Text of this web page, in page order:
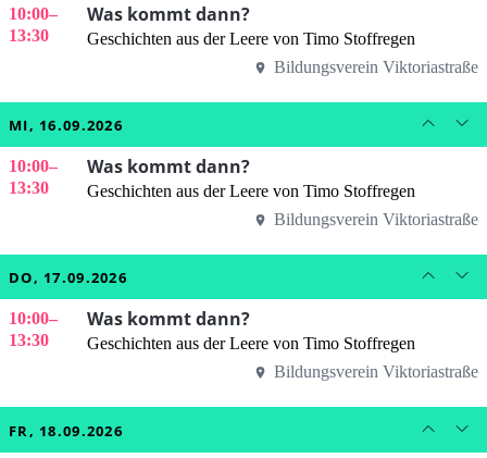
10:00–
13:30
Was kommt dann?
Geschichten aus der Leere von Timo Stoffregen
Bildungsverein Viktoriastraße
MI, 16.09.2026
10:00–
13:30
Was kommt dann?
Geschichten aus der Leere von Timo Stoffregen
Bildungsverein Viktoriastraße
DO, 17.09.2026
10:00–
13:30
Was kommt dann?
Geschichten aus der Leere von Timo Stoffregen
Bildungsverein Viktoriastraße
FR, 18.09.2026